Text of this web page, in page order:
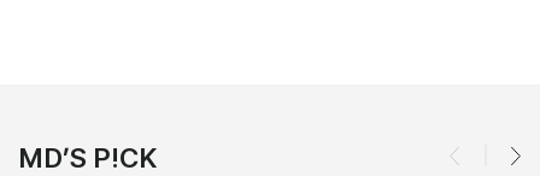
MD’S P!CK